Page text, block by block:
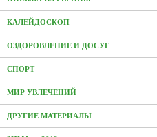
КАЛЕЙДОСКОП
ОЗДОРОВЛЕНИЕ И ДОСУГ
СПОРТ
МИР УВЛЕЧЕНИЙ
ДРУГИЕ МАТЕРИАЛЫ